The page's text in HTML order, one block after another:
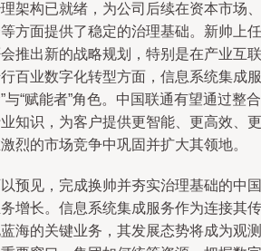
架构已就绪，为公司后续在资本市场
方面提供了稳定的治理基础。新帅上
推出新的战略规划，特别是在产业互
百业数字化转型方面，信息系统集成
与“赋能者”角色。中国联通有望通过整
知识，为客户提供更智能、更高效、
烈的市场竞争中巩固并扩大其领地。
预见，完成换帅并夯实治理基础的中
增长。信息系统集成服务作为连接其
海的关键业务，其发展态势将成为观